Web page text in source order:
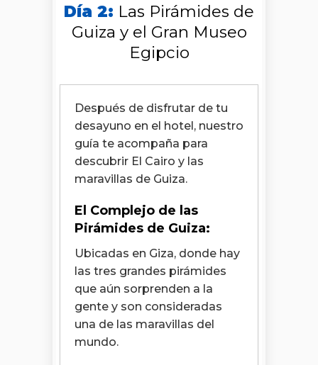
Día 2: Las Pirámides de
Guiza y el Gran Museo
Egipcio
Después de disfrutar de tu
desayuno en el hotel, nuestro
guía te acompaña para
descubrir El Cairo y las
maravillas de Guiza.
El Complejo de las
Pirámides de Guiza:
Ubicadas en Giza, donde hay
las tres grandes pirámides
que aún sorprenden a la
gente y son consideradas
una de las maravillas del
mundo.